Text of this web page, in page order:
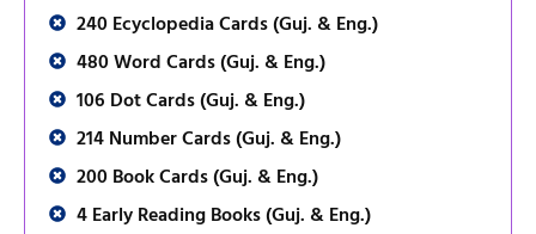
240 Ecyclopedia Cards (Guj. & Eng.)
480 Word Cards (Guj. & Eng.)
106 Dot Cards (Guj. & Eng.)
214 Number Cards (Guj. & Eng.)
200 Book Cards (Guj. & Eng.)
4 Early Reading Books (Guj. & Eng.)